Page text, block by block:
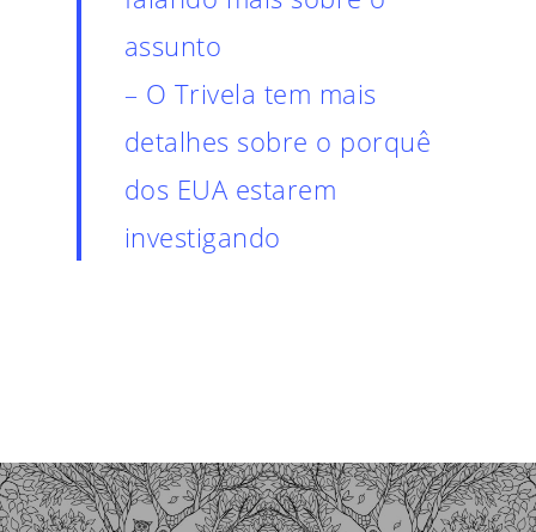
assunto
– O Trivela tem mais
detalhes sobre o porquê
dos EUA estarem
investigando